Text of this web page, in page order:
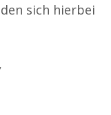
sich hierbei